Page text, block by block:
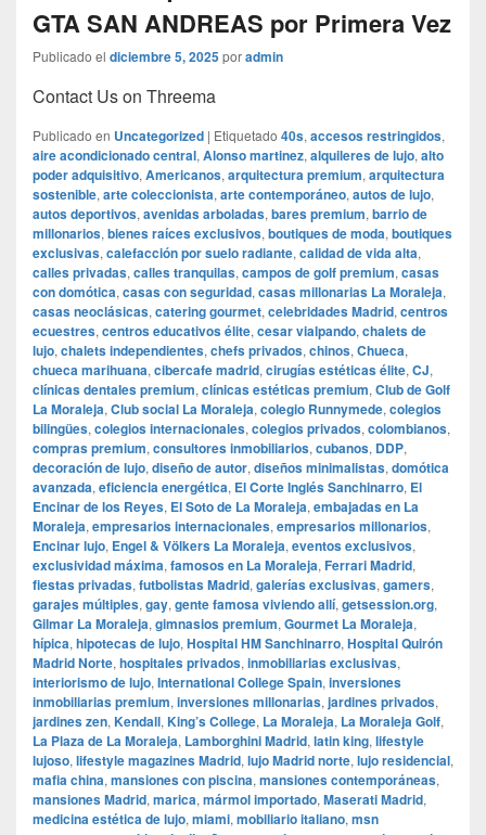
GTA SAN ANDREAS por Primera Vez
Publicado el diciembre 5, 2025poradmin
Contact Us on Threema
Publicado en Uncategorized | Etiquetado 40s, accesos restringidos,
aire acondicionado central, Alonso martinez, alquileres de lujo, alto
poder adquisitivo, Americanos, arquitectura premium, arquitectura
sostenible, arte coleccionista, arte contemporáneo, autos de lujo,
autos deportivos, avenidas arboladas, bares premium, barrio de
millonarios, bienes raíces exclusivos, boutiques de moda, boutiques
exclusivas, calefacción por suelo radiante, calidad de vida alta,
calles privadas, calles tranquilas, campos de golf premium, casas
con domótica, casas con seguridad, casas millonarias La Moraleja,
casas neoclásicas, catering gourmet, celebridades Madrid, centros
ecuestres, centros educativos élite, cesar vialpando, chalets de
lujo, chalets independientes, chefs privados, chinos, Chueca,
chueca marihuana, cibercafe madrid, cirugías estéticas élite, CJ,
clínicas dentales premium, clínicas estéticas premium, Club de Golf
La Moraleja, Club social La Moraleja, colegio Runnymede, colegios
bilingües, colegios internacionales, colegios privados, colombianos,
compras premium, consultores inmobiliarios, cubanos, DDP,
decoración de lujo, diseño de autor, diseños minimalistas, domótica
avanzada, eficiencia energética, El Corte Inglés Sanchinarro, El
Encinar de los Reyes, El Soto de La Moraleja, embajadas en La
Moraleja, empresarios internacionales, empresarios millonarios,
Encinar lujo, Engel & Völkers La Moraleja, eventos exclusivos,
exclusividad máxima, famosos en La Moraleja, Ferrari Madrid,
fiestas privadas, futbolistas Madrid, galerías exclusivas, gamers,
garajes múltiples, gay, gente famosa viviendo allí, getsession.org,
Gilmar La Moraleja, gimnasios premium, Gourmet La Moraleja,
hípica, hipotecas de lujo, Hospital HM Sanchinarro, Hospital Quirón
Madrid Norte, hospitales privados, inmobiliarias exclusivas,
interiorismo de lujo, International College Spain, inversiones
inmobiliarias premium, inversiones millonarias, jardines privados,
jardines zen, Kendall, King’s College, La Moraleja, La Moraleja Golf,
La Plaza de La Moraleja, Lamborghini Madrid, latin king, lifestyle
lujoso, lifestyle magazines Madrid, lujo Madrid norte, lujo residencial,
mafia china, mansiones con piscina, mansiones contemporáneas,
mansiones Madrid, marica, mármol importado, Maserati Madrid,
medicina estética de lujo, miami, mobiliario italiano, msn